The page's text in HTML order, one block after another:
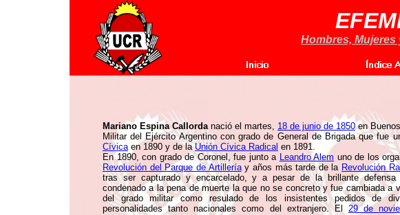
Hombres,
Mariano Espina Callordanació el martes, 18 de junio de 1850en
Militar del Ejército Argentino con grado de General de Brigada que fue
Cívicaen 1890 y de laUnión Cívica Radical en 1891.
En 1890, con grado de Coronel, fue junto a Leandro Alem uno de los
Revolución del Parque de Artilleríay años más tarde de la Revolución
tras ser capturado y encarcelado, y a pesar de la brillante
condenado a la pena de muerte la que no se concreto y fue cambiada a
del grado militar como resulado de los insistentes pedidos de
personalidades tanto nacionales como del extranjero. El 29 de